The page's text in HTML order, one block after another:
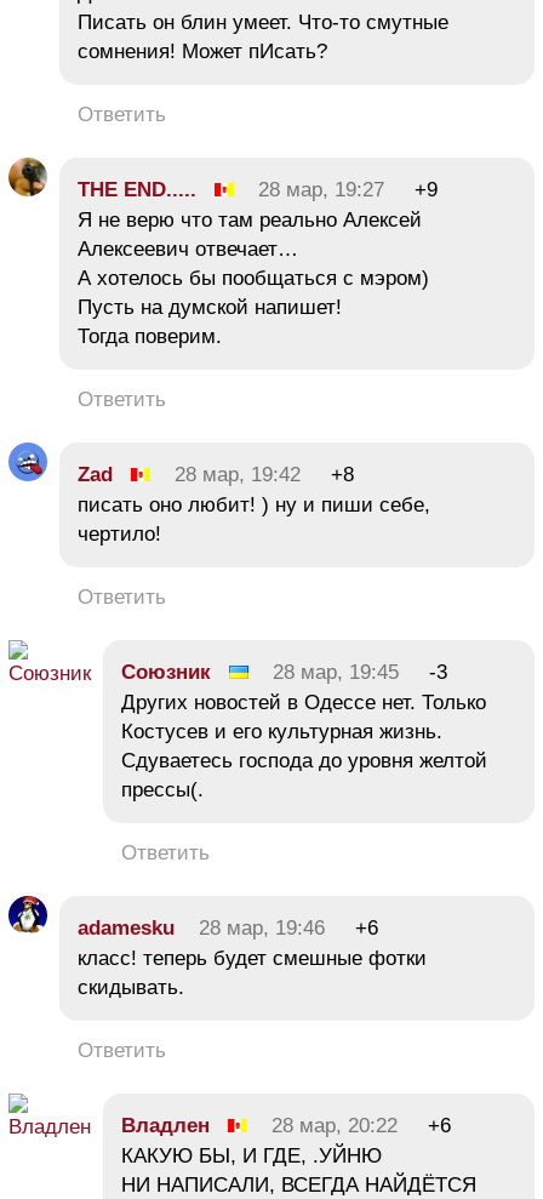
Писать он блин умеет. Что-то смутные
сомнения! Может пИсать?
Ответить
THE END..... 28 мар, 19:27
+9
Я не верю что там реально Алексей
Алексеевич отвечает…
А хотелось бы пообщаться с мэром)
Пусть на думской напишет!
Тогда поверим.
Ответить
Zad 28 мар, 19:42
+8
писать оно любит! ) ну и пиши себе,
чертило!
Ответить
Союзник 28 мар, 19:45
-3
Других новостей в Одессе нет. Только
Костусев и его культурная жизнь.
Сдуваетесь господа до уровня желтой
прессы(.
Ответить
adamesku 28 мар, 19:46
+6
класс! теперь будет смешные фотки
скидывать.
Ответить
Владлен 28 мар, 20:22
+6
КАКУЮ БЫ, И ГДЕ, .УЙНЮ
НИ НАПИСАЛИ, ВСЕГДА НАЙДЁТСЯ